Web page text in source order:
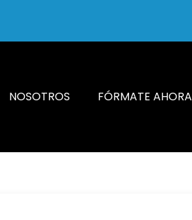
NOSOTROS FÓRMATE AHORA